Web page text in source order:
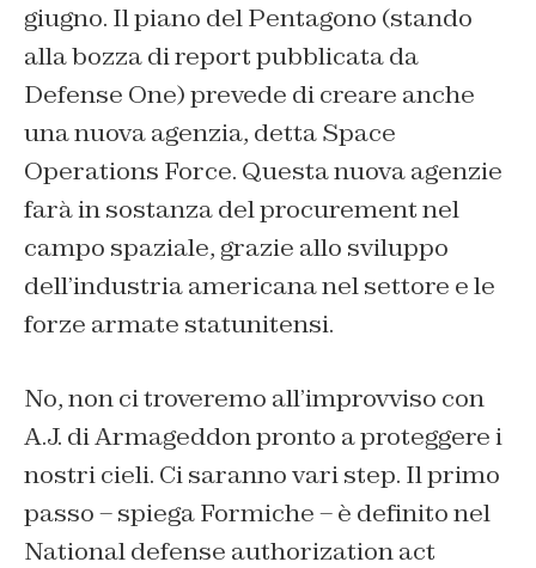
giugno. Il piano del Pentagono (stando
alla bozza direportpubblicata da
Defense One) prevede di creare anche
una nuova agenzia, detta Space
Operations Force. Questa nuova agenzie
farà in sostanza delprocurementnel
campo spaziale, grazie allo sviluppo
dell’industria americana nel settore e le
forze armate statunitensi.
No, non ci troveremo all’improvviso con
A.J. di Armageddon pronto a proteggere i
nostri cieli. Ci saranno vari step. Il primo
passo – spiega Formiche – è definito nel
National defense authorization act